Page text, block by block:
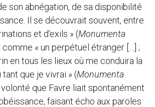
son abnégation, de sa disponibilité
Il se découvrait souvent, entre
et d’exils » (Monumenta
comme « un perpétuel étranger […] ;
en tous les lieux où me conduira la
que je vivrai » (Monumenta
volonté que Favre liait spontanément
faisant écho aux paroles